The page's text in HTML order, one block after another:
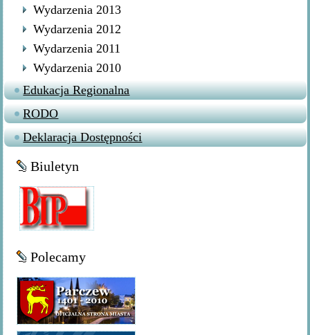
Wydarzenia 2013
Wydarzenia 2012
Wydarzenia 2011
Wydarzenia 2010
Edukacja Regionalna
RODO
Deklaracja Dostępności
Biuletyn
Polecamy